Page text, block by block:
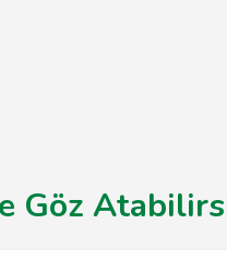
Göz